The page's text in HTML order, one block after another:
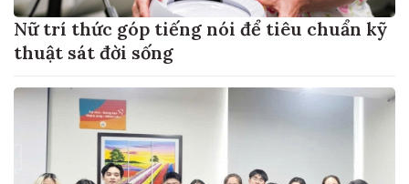
Nữ trí thức góp tiếng nói để tiêu chuẩn kỹ
thuật sát đời sống